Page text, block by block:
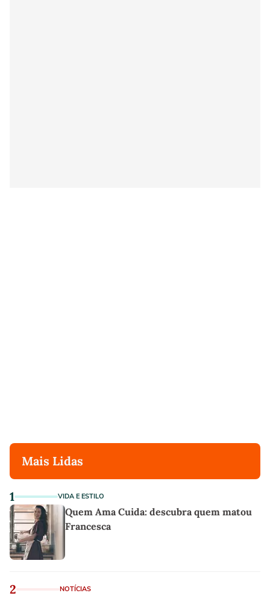
Mais Lidas
1 VIDA E ESTILO
Quem Ama Cuida: descubra quem matou
Francesca
2 NOTÍCIAS